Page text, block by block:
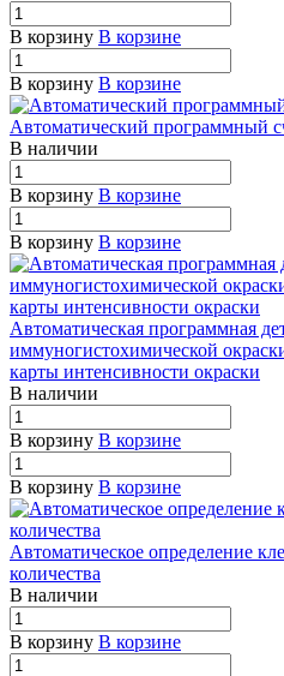
В корзину В корзине
В корзину В корзине
Автоматический программный
В наличии
В корзину В корзине
В корзину В корзине
Автоматическая программная
иммуногистохимической
карты интенсивности окраски
В наличии
В корзину В корзине
В корзину В корзине
Автоматическое определение
количества
В наличии
В корзину В корзине